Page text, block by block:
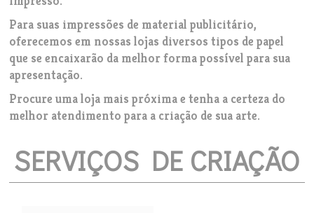
Para suas impressões de material publicitário,
oferecemos em nossas lojas diversos tipos de papel
que se encaixarão da melhor forma possível para sua
apresentação.
Procure uma loja mais próxima e tenha a certeza do
melhor atendimento para a criação de sua arte.
SERVIÇOS DE CRIAÇÃO